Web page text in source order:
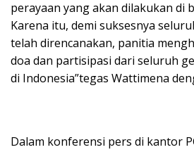
perayaan yang akan dilakukan di
Karena itu, demi suksesnya
telah direncanakan, panitia
doa dan partisipasi dari seluruh
di Indonesia”tegas Wattimena
Dalam konferensi pers di kantor